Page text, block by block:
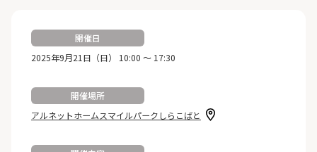
開催日
2025年9月21日（日） 10:00 ～ 17:30
開催場所
アルネットホームスマイルパークしらこばと